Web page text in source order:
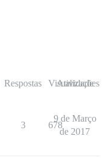
Respostas Visualizações
Atividade
3 678
9 de Março
de 2017